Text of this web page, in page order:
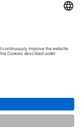
Thema sehen
derNemetschek Group